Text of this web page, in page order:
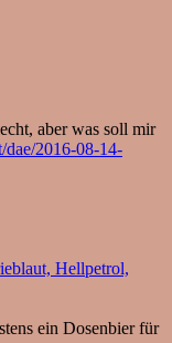
aber was soll mir
2016-08-14-
Hellpetrol,
ein Dosenbier für